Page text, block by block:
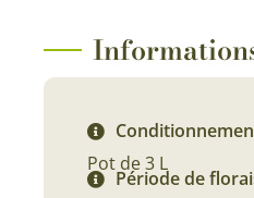
Pot de 3 L
Période de